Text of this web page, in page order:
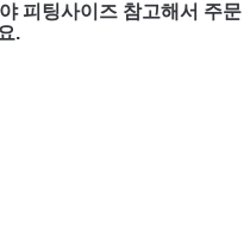
피팅사이즈 참고해서 주문
.